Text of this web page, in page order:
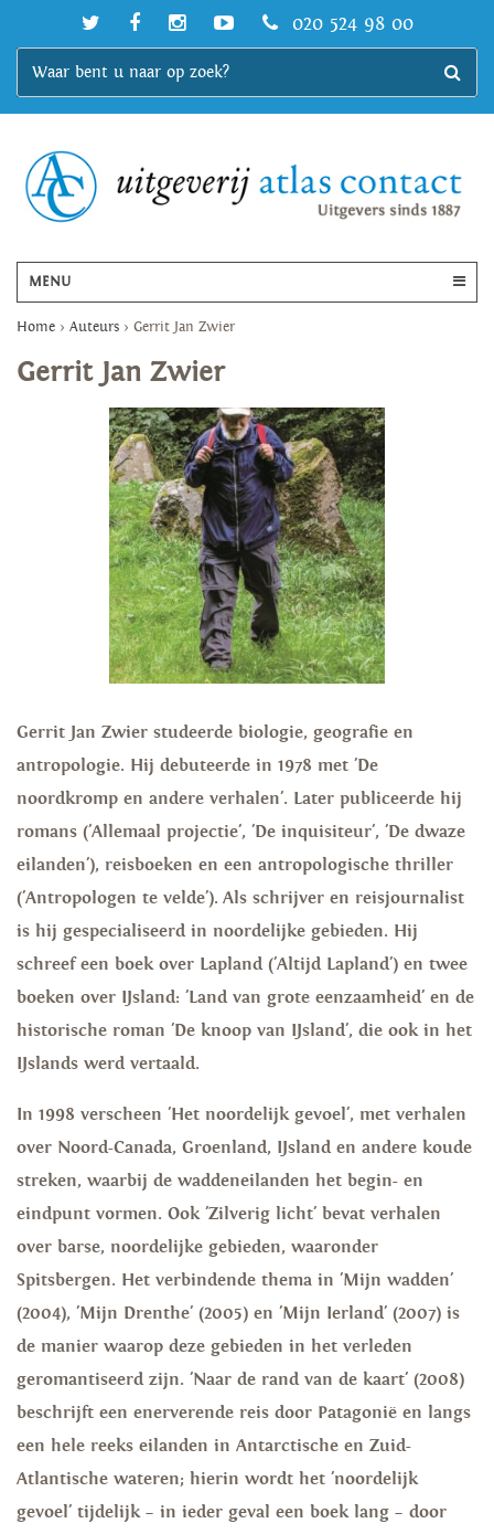
020 524 98 00
MENU
Home > Auteurs > Gerrit Jan Zwier
Gerrit Jan Zwier
Gerrit Jan Zwier studeerde biologie, geografie en
antropologie. Hij debuteerde in 1978 met 'De
noordkromp en andere verhalen'. Later publiceerde hij
romans ('Allemaal projectie', 'De inquisiteur', 'De dwaze
eilanden'), reisboeken en een antropologische thriller
('Antropologen te velde'). Als schrijver en reisjournalist
is hij gespecialiseerd in noordelijke gebieden. Hij
schreef een boek over Lapland ('Altijd Lapland') en twee
boeken over IJsland: 'Land van grote eenzaamheid' en de
historische roman 'De knoop van IJsland', die ook in het
IJslands werd vertaald.
In 1998 verscheen 'Het noordelijk gevoel', met verhalen
over Noord-Canada, Groenland, IJsland en andere koude
streken, waarbij de waddeneilanden het begin- en
eindpunt vormen. Ook 'Zilverig licht' bevat verhalen
over barse, noordelijke gebieden, waaronder
Spitsbergen. Het verbindende thema in 'Mijn wadden'
(2004), 'Mijn Drenthe' (2005) en 'Mijn Ierland' (2007) is
de manier waarop deze gebieden in het verleden
geromantiseerd zijn. 'Naar de rand van de kaart' (2008)
beschrijft een enerverende reis door Patagonië en langs
een hele reeks eilanden in Antarctische en Zuid-
Atlantische wateren; hierin wordt het 'noordelijk
gevoel' tijdelijk – in ieder geval een boek lang – door